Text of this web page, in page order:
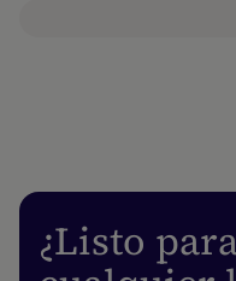
¿Listo